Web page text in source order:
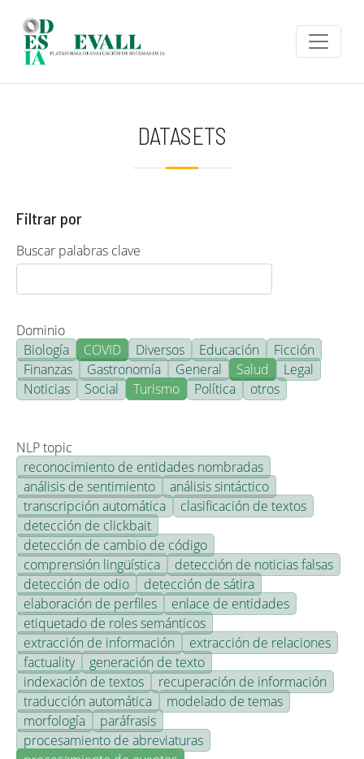
DATASETS
Filtrar por
Buscar palabras clave
Dominio
Biología
COVID Diversos Educación
Ficción
Finanzas
Gastronomía General Salud
Legal
Noticias
Social Turismo Política otros
NLP topic
reconocimiento de entidades nombradas
análisis de sentimiento
análisis sintáctico
transcripción automática
clasificación de textos
detección de clickbait
detección de cambio de código
comprensión lingüística
detección de noticias falsas
detección de odio
detección de sátira
elaboración de perfiles
enlace de entidades
etiquetado de roles semánticos
extracción de información
extracción de relaciones
factuality
generación de texto
indexación de textos
recuperación de información
traducción automática
modelado de temas
morfología
paráfrasis
procesamiento de abreviaturas